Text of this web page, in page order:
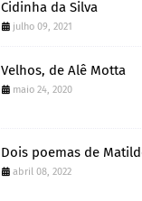
Cidinha da Silva
julho 09, 2021
Velhos, de Alê Motta
maio 24, 2020
Dois poemas de
abril 08, 2022